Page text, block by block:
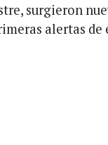
surgieron
alertas